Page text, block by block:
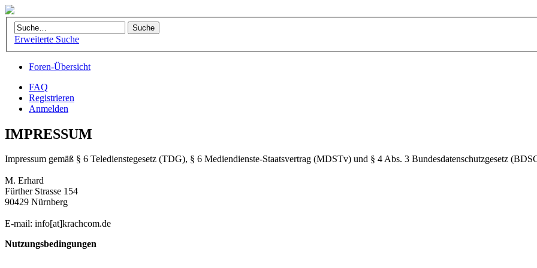
Erweiterte Suche
Foren-Übersicht
FAQ
Registrieren
Anmelden
IMPRESSUM
Impressum gemäß § 6 Teledienstegesetz (TDG), § 6 Mediendienste-Staatsvertrag (MDSTv) und § 4 Abs. 3 Bundesdatenschutzgesetz
M. Erhard
Fürther Strasse 154
90429 Nürnberg
E-mail: info[at]krachcom.de
Nutzungsbedingungen